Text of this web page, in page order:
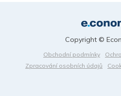
Obchodní podmínky
Zpracování osobních údajů
Copyright ©